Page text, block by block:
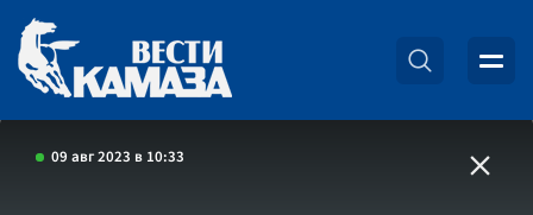
09 авг 2023 в 10:33